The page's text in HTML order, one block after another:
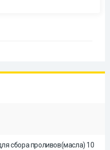
сбора проливов(масла) 10